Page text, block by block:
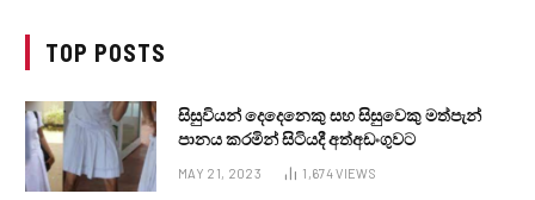
TOP POSTS
සිසුවියන් දෙදෙනෙකු සහ සිසුවෙකු මත්පැන්
පානය කරමින් සිටියදී අත්අඩංගුවට
MAY 21, 2023 1,674VIEWS